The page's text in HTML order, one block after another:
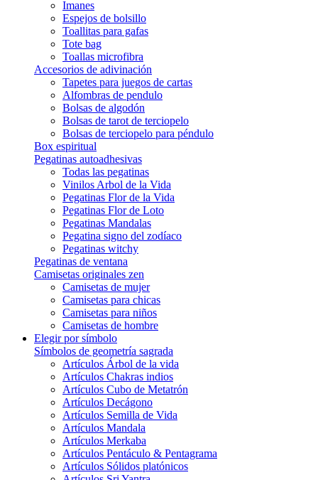
Imanes
Espejos de bolsillo
Toallitas para gafas
Tote bag
Toallas microfibra
Accesorios de adivinación
Tapetes para juegos de cartas
Alfombras de pendulo
Bolsas de algodón
Bolsas de tarot de terciopelo
Bolsas de terciopelo para péndulo
Box espiritual
Pegatinas autoadhesivas
Todas las pegatinas
Vinilos Arbol de la Vida
Pegatinas Flor de la Vida
Pegatinas Flor de Loto
Pegatinas Mandalas
Pegatina signo del zodíaco
Pegatinas witchy
Pegatinas de ventana
Camisetas originales zen
Camisetas de mujer
Camisetas para chicas
Camisetas para niños
Camisetas de hombre
Elegir por símbolo
Símbolos de geometría sagrada
Artículos Árbol de la vida
Artículos Chakras indios
Artículos Cubo de Metatrón
Artículos Decágono
Artículos Semilla de Vida
Artículos Mandala
Artículos Merkaba
Artículos Pentáculo & Pentagrama
Artículos Sólidos platónicos